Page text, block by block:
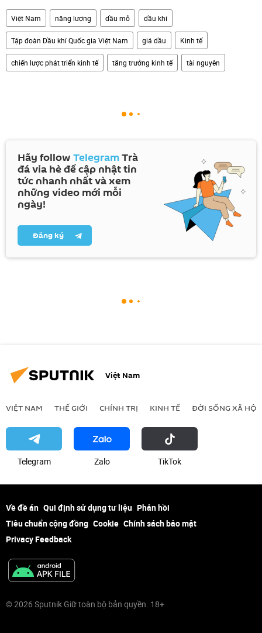
Việt Nam năng lượng dầu mỏ dầu khí
Tập đoàn Dầu khí Quốc gia Việt Nam giá dầu Kinh tế
chiến lược phát triển kinh tế tăng trưởng kinh tế tài nguyên
Hãy follow TelegramTrà
đá vỉa hè để cập nhật tin
tức nhanh nhất và xem
những video mới mỗi
ngày!
Đăng ký
Việt Nam
VIỆT NAM THẾ GIỚI CHÍNH TRỊ KINH TẾ ĐỜI SỐNG XÃ HỘI
Telegram Zalo ТikТоk
Về đề án Qui định sử dụng tư liệu Phản hồi
Tiêu chuẩn cộng đồng Cookie Chính sách bảo mật
Privacy Feedback
© 2026 Sputnik Giữ toàn bộ bản quyền. 18+